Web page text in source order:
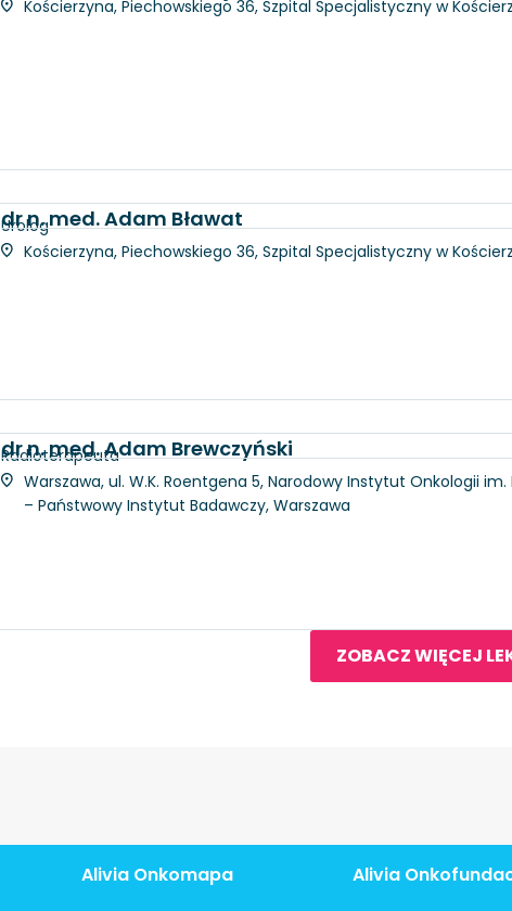
Kościerzyna, Piechowskiego 36, Szpital Specjalistyczny w
dr n. med. Adam Bławat
Urolog
Kościerzyna, Piechowskiego 36, Szpital Specjalistyczny w
dr n. med. Adam Brewczyński
Radioterapeuta
Warszawa, ul. W.K. Roentgena 5, Narodowy Instytut Onkologii im.
– Państwowy Instytut Badawczy, Warszawa
ZOBACZ WIĘCEJ
Alivia Onkomapa Alivia